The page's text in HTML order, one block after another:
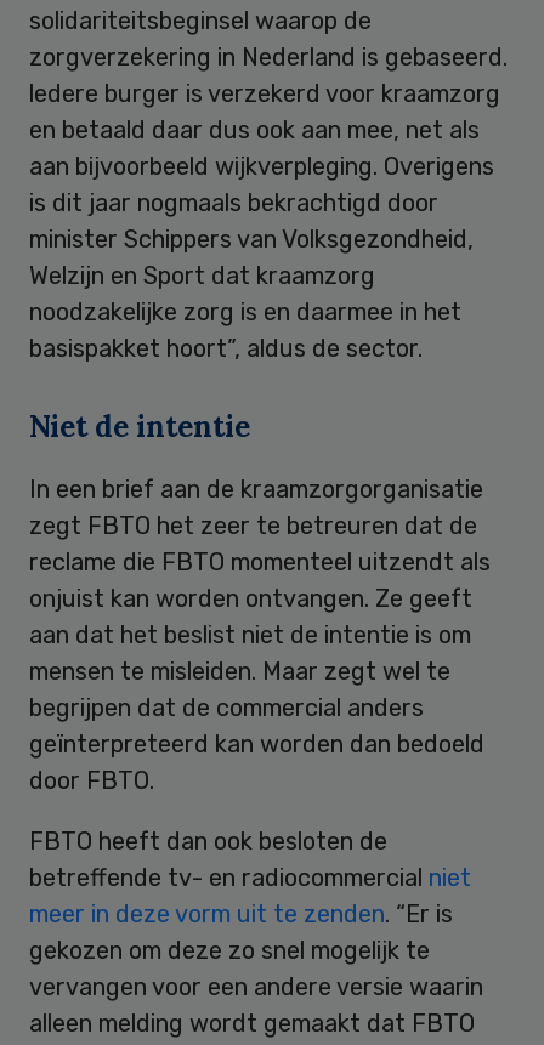
solidariteitsbeginsel waarop de
zorgverzekering in Nederland is gebaseerd.
ledere burger is verzekerd voor kraamzorg
en betaald daar dus ook aan mee, net als
aan bijvoorbeeld wijkverpleging. Overigens
is dit jaar nogmaals bekrachtigd door
minister Schippers van Volksgezondheid,
Welzijn en Sport dat kraamzorg
noodzakelijke zorg is en daarmee in het
basispakket hoort”, aldus de sector.
Niet de intentie
In een brief aan de kraamzorgorganisatie
zegt FBTO het zeer te betreuren dat de
reclame die FBTO momenteel uitzendt als
onjuist kan worden ontvangen. Ze geeft
aan dat het beslist niet de intentie is om
mensen te misleiden. Maar zegt wel te
begrijpen dat de commercial anders
geïnterpreteerd kan worden dan bedoeld
door FBTO.
FBTO heeft dan ook besloten de
betreffende tv- en radiocommercial niet
meer in deze vorm uit te zenden. “Er is
gekozen om deze zo snel mogelijk te
vervangen voor een andere versie waarin
alleen melding wordt gemaakt dat FBTO